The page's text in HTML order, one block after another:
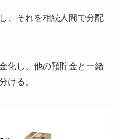
、それを相続人間で分配
化し、他の預貯金と一緒
ける。